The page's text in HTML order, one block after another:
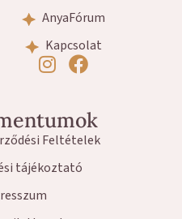
AnyaFórum
Kapcsolat
Feltételek
tájékoztató